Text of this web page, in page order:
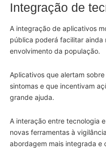
Integração de
A integração de aplicativos
pública poderá facilitar ainda
envolvimento da população.
Aplicativos que alertam
sintomas e que incentivam
grande ajuda.
A interação entre tecnologia
novas ferramentas à
abordagem mais integrada e